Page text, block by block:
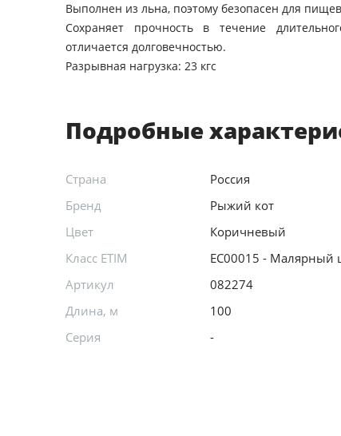
Выполнен из льна, поэтому безопасен для
Сохраняет прочность в течение
отличается долговечностью.
Разрывная нагрузка: 23 кгс
Подробные
Страна
Россия
Бренд
Рыжий кот
Цвет
Коричневый
Класс ETIM
EC00015 - Малярный
Артикул
082274
Длина, м
100
Серия
-